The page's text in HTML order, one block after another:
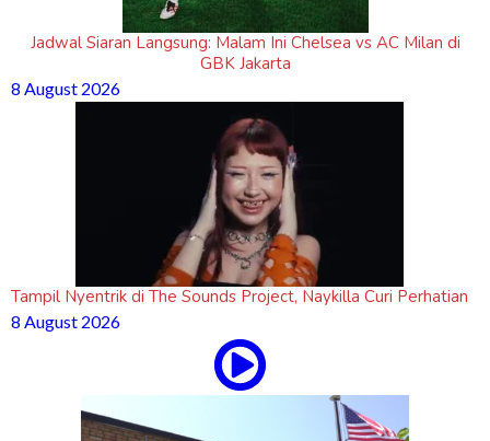
Jadwal Siaran Langsung: Malam Ini Chelsea vs AC Milan di
GBK Jakarta
8 August 2026
Tampil Nyentrik di The Sounds Project, Naykilla Curi Perhatian
8 August 2026